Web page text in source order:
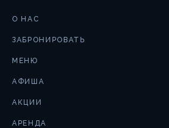
О НАС
ЗАБРОНИРОВАТЬ
МЕНЮ
АФИША
АКЦИИ
АРЕНДА